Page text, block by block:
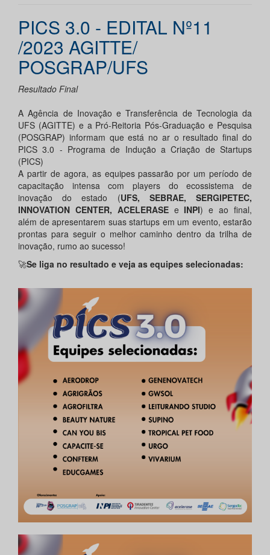
PICS 3.0 - EDITAL Nº11
/2023 AGITTE/
POSGRAP/UFS
Resultado Final
A Agência de Inovação e Transferência de Tecnologia da
UFS (AGITTE) e a Pró-Reitoria Pós-Graduação e Pesquisa
(POSGRAP) informam que está no ar o resultado final do
PICS 3.0 - Programa de Indução a Criação de Startups
(PICS)
A partir de agora, as equipes passarão por um período de
capacitação intensa com players do ecossistema de
inovação do estado (UFS, SEBRAE, SERGIPETEC,
INNOVATION CENTER, ACELERASEe INPI) e ao final,
além de apresentarem suas startups em um evento, estarão
prontas para seguir o melhor caminho dentro da trilha de
inovação, rumo ao sucesso!
🚀Se liga no resultado e veja as equipes selecionadas: